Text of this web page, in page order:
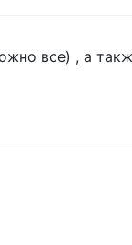
все) , а